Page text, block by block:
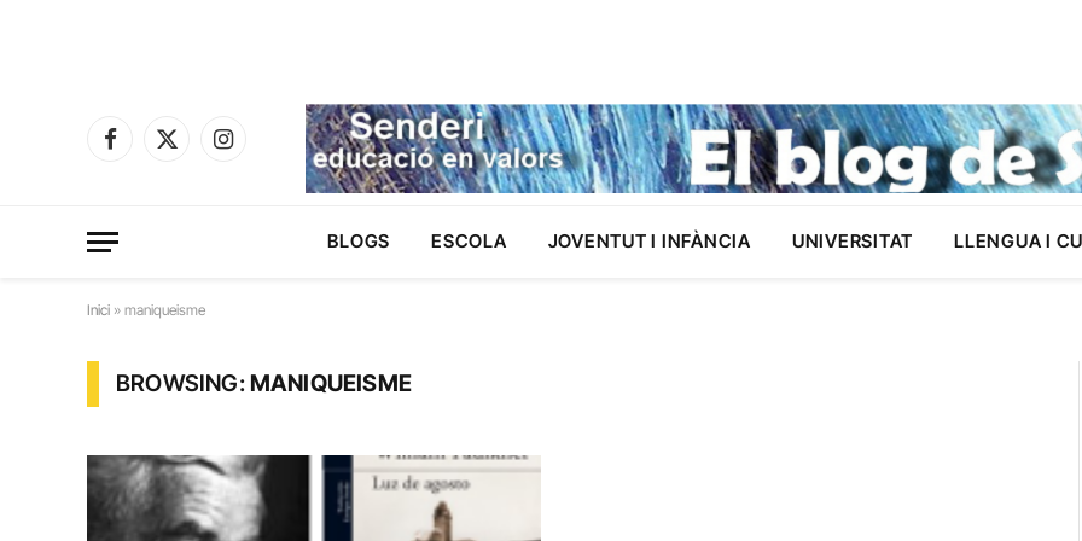
Facebook
X
Instagram
BLOGS ESCOLA JOVENTUT I INFÀNCIA UNIVERSITAT LLENGUA I
Inici » maniqueisme
BROWSING:MANIQUEISME